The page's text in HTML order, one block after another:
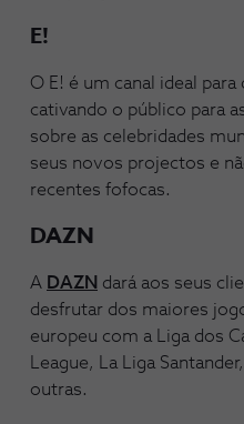
E!
O E! é um canal ideal
cativando o público para
sobre as celebridades
seus novos projectos e
recentes fofocas.
DAZN
A DAZN dará aos seus
desfrutar dos maiores
europeu com a Liga dos
League, La Liga
outras.